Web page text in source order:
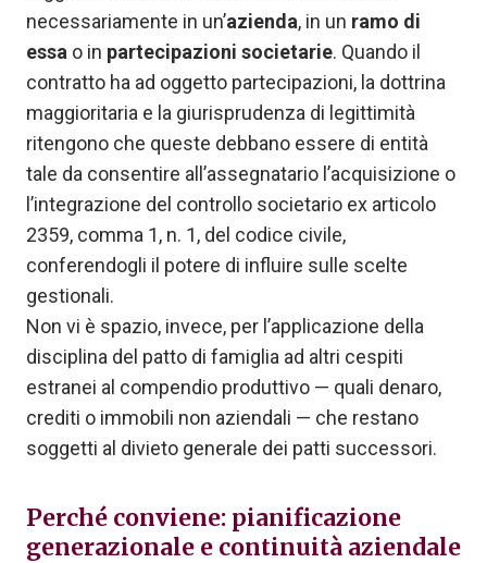
necessariamente in un’azienda, in un ramo di
essa o in partecipazioni societarie. Quando il
contratto ha ad oggetto partecipazioni, la dottrina
maggioritaria e la giurisprudenza di legittimità
ritengono che queste debbano essere di entità
tale da consentire all’assegnatario l’acquisizione o
l’integrazione del controllo societario ex articolo
2359, comma 1, n. 1, del codice civile,
conferendogli il potere di influire sulle scelte
gestionali.
Non vi è spazio, invece, per l’applicazione della
disciplina del patto di famiglia ad altri cespiti
estranei al compendio produttivo — quali denaro,
crediti o immobili non aziendali — che restano
soggetti al divieto generale dei patti successori.
Perché conviene: pianificazione
generazionale e continuità aziendale